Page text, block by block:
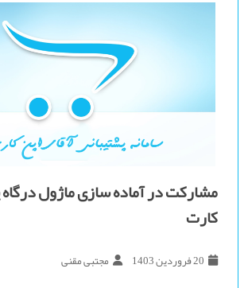
مشارکت در آماده سازی ماژول
کارت
20 فروردین 1403 مجتبی مقنی